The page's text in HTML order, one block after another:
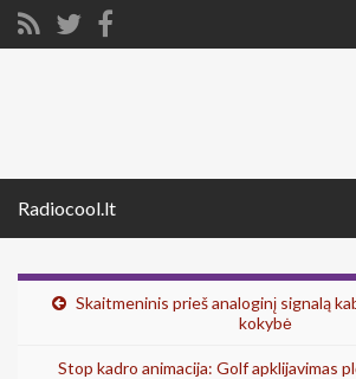
Radiocool.lt
Skaitmeninis prieš analoginį signalą
kokybė
Stop kadro animacija: Golf apklijavimas